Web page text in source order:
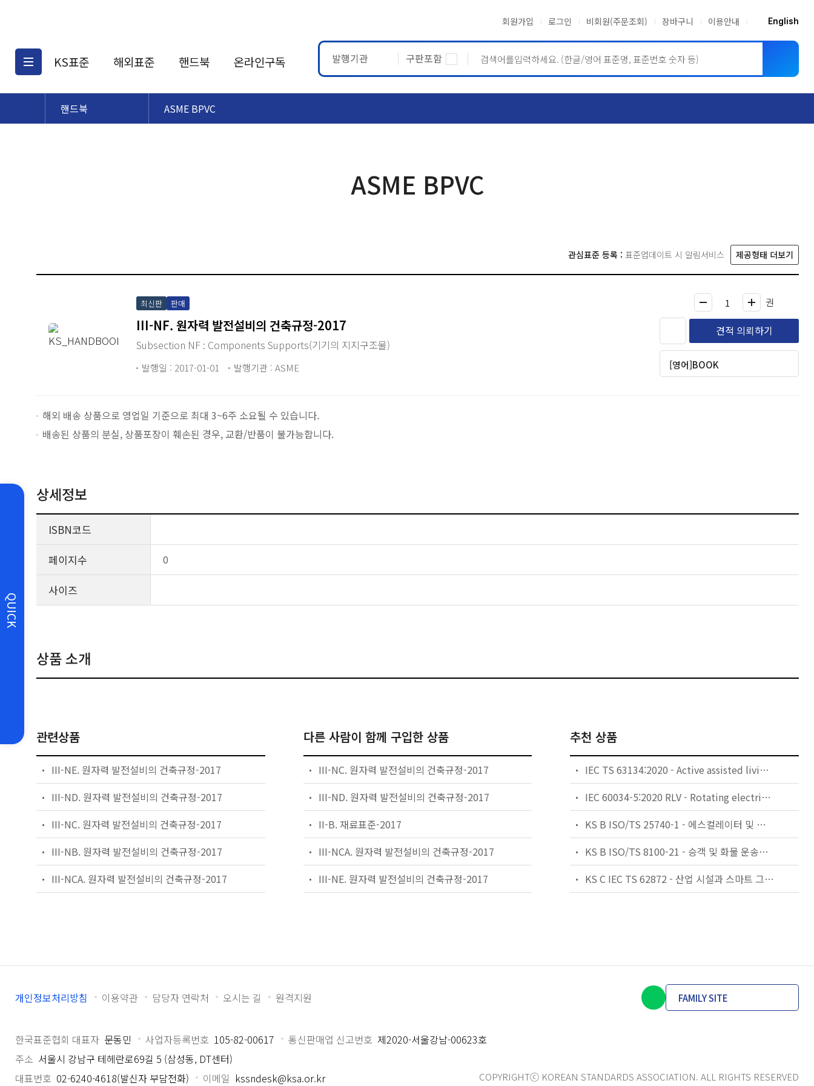
회원가입 로그인 비회원(주문조회) 장바구니 이용안내 English
KS표준
KS표준검색
해외표준
해외표준검색
핸드북 온라인구독 발행기관 구판포함
QUICK
핸드북 ASME BPVC
ASME BPVC
관심표준 등록 : 표준업데이트 시 알림서비스 제공형태 더보기
최신판 판매
III-NF. 원자력 발전설비의 건축규정-2017
Subsection NF : Components Supports(기기의 지지구조물)
발행일 : 2017-01-01 발행기관 : ASME
권
견적 의뢰하기
[영어]BOOK
해외 배송 상품으로 영업일 기준으로 최대 3~6주 소요될 수 있습니다.
배송된 상품의 분실, 상품포장이 훼손된 경우, 교환/반품이 불가능합니다.
상세정보
ISBN코드
페이지수
0
사이즈
상품 소개
관련상품
III-NE. 원자력 발전설비의 건축규정-2017
III-ND. 원자력 발전설비의 건축규정-2017
III-NC. 원자력 발전설비의 건축규정-2017
III-NB. 원자력 발전설비의 건축규정-2017
III-NCA. 원자력 발전설비의 건축규정-2017
다른 사람이 함께 구입한 상품
III-NC. 원자력 발전설비의 건축규정-2017
III-ND. 원자력 발전설비의 건축규정-2017
II-B. 재료표준-2017
III-NCA. 원자력 발전설비의 건축규정-2017
III-NE. 원자력 발전설비의 건축규정-2017
추천 상품
IEC TS 63134:2020 - Active assisted living (AAL) use cases
IEC 60034-5:2020 RLV - Rotating electrical machines - Part 5: Degrees of protection provided by the integral design of rotating electrical machines (IP code) - Classification
KS B ISO/TS 25740-1 - 에스컬레이터 및 무빙워크에 대한 안전요건 — 제1부: 세계공통 필수 안전요건(GESRs)
KS B ISO/TS 8100-21 - 승객 및 화물 운송용 엘리베이터 —제21부: 세계공통 필수안전요건(GESRs)을 충족하는 세계공통 안전 파라미터(GSPs)
KS C IEC TS 62872 - 산업 시설과 스마트 그리드 사이의 산업 공정 측정, 제어 및 자동화 시스템 인터페이스
개인정보처리방침 이용약관 담당자 연락처 오시는 길 원격지원 FAMILY SITE
한국표준협회 대표자 문동민 사업자등록번호 105-82-00617 통신판매업 신고번호 제2020-서울강남-00623호
주소 서울시 강남구 테헤란로69길 5 (삼성동, DT센터)
대표번호 02-6240-4618(발신자 부담전화) 이메일 kssndesk@ksa.or.kr COPYRIGHTⓒ KOREAN STANDARDS ASSOCIATION. ALL RIGHTS RESERVED